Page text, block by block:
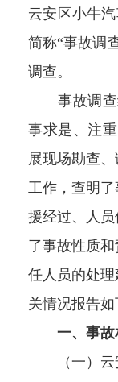
云安区小牛
简称“事故调
调查。
事故调查
事求是、注
展现场勘查
工作，查明
援经过、人
了事故性质
任人员的处
关情况报告如
一、事
（一）云